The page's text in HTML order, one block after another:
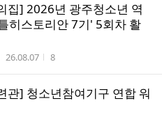
집] 2026년 광주청소년 역
히스토리안 7기' 5회차 활
작성시간
26.08.07 조회수
8
관] 청소년참여기구 연합 워